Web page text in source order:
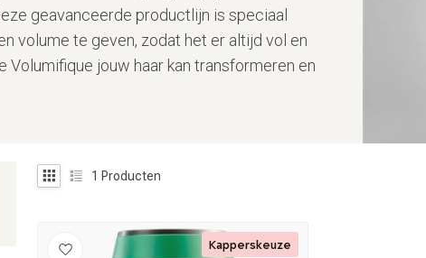
geavanceerde productlijn is speciaal
volume te geven, zodat het er altijd vol en
Volumifique jouw haar kan transformeren en
1 Producten
Kapperskeuze